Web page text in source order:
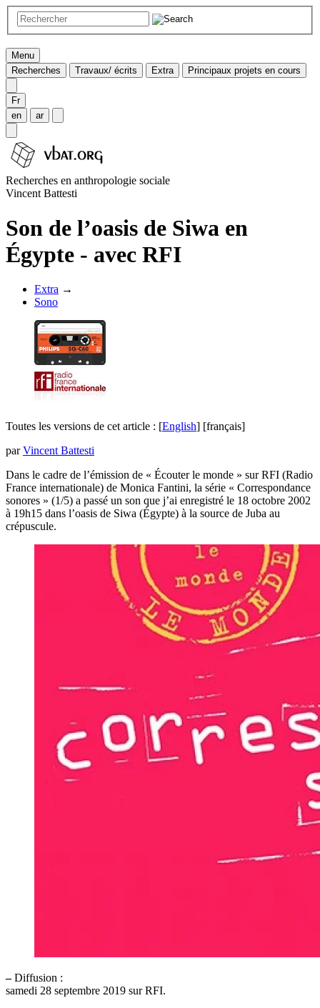
Menu
Recherches
Travaux/ écrits Extra Principaux projets en cours
Fr
en
ar
Recherches en anthropologie sociale
Vincent Battesti
Son de l’oasis de Siwa en
Égypte - avec RFI
Extra →
Sono
Toutes les versions de cet article : [English] [français]
parVincent Battesti
Dans le cadre de l’émission de « Écouter le monde » sur RFI (Radio
France internationale) de Monica Fantini, la série « Correspondance
sonores » (1/5) a passé un son que j’ai enregistré le 18 octobre 2002
à 19h15 dans l’oasis de Siwa (Égypte) à la source de Juba au
crépuscule.
–Diffusion :
samedi 28 septembre 2019 sur RFI.